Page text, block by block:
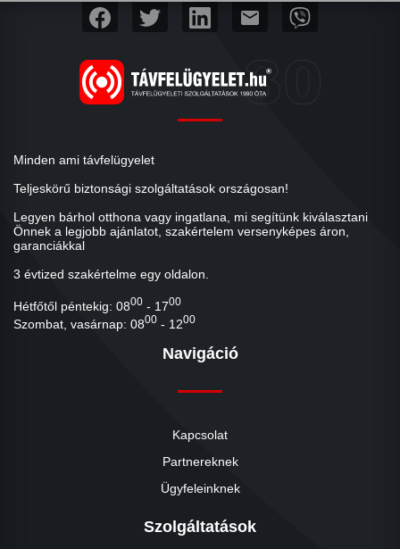
mail
Minden ami távfelügyelet
Teljeskörű biztonsági szolgáltatások országosan!
Legyen bárhol otthona vagy ingatlana, mi segítünk kiválasztani
Önnek a legjobb ajánlatot, szakértelem versenyképes áron,
garanciákkal
3 évtized szakértelme egy oldalon.
Hétfőtől péntekig: 0800 - 1700
Szombat, vasárnap: 0800 - 1200
Navigáció
Kapcsolat
Partnereknek
Ügyfeleinknek
Szolgáltatások